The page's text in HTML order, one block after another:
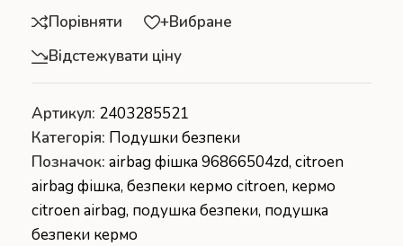
Порівняти
+Вибране
Відстежувати ціну
Артикул: 2403285521
Категорія: Подушки безпеки
Позначок: airbag фішка 96866504zd, citroen
airbag фішка, безпеки кермо citroen, кермо
citroen airbag, подушка безпеки, подушка
безпеки кермо